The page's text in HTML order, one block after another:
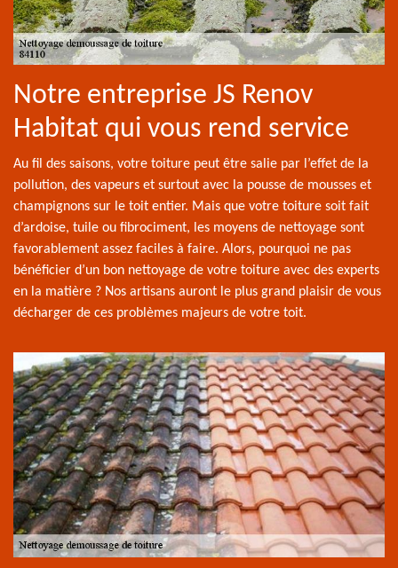
Notre entreprise JS Renov
Habitat qui vous rend service
Au fil des saisons, votre toiture peut être salie par l’effet de la
pollution, des vapeurs et surtout avec la pousse de mousses et
champignons sur le toit entier. Mais que votre toiture soit fait
d’ardoise, tuile ou fibrociment, les moyens de nettoyage sont
favorablement assez faciles à faire. Alors, pourquoi ne pas
bénéficier d’un bon nettoyage de votre toiture avec des experts
en la matière ? Nos artisans auront le plus grand plaisir de vous
décharger de ces problèmes majeurs de votre toit.